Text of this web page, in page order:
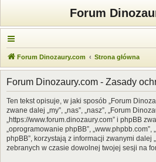
Forum
Forum Dinozaury.com Strona główna
Forum Dinozaury.com - Zasady
Ten tekst opisuje, w jaki sposób „Forum
zwane dalej „my”, „nas”, „nasz”, „Forum
„https://www.forum.dinozaury.com” i phpBB
„oprogramowanie phpBB”, „www.phpbb.com”,
phpBB”, korzystają z informacji zwanymi dalej
zebranych w czasie dowolnej twojej sesji na